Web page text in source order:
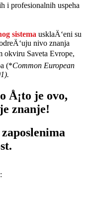
i profesionalnih uspeha
sistema usklaÄ‘eni su
nivo znanja
okviru Saveta Evrope,
(*Common European
Å¡to je ovo,
znanje!